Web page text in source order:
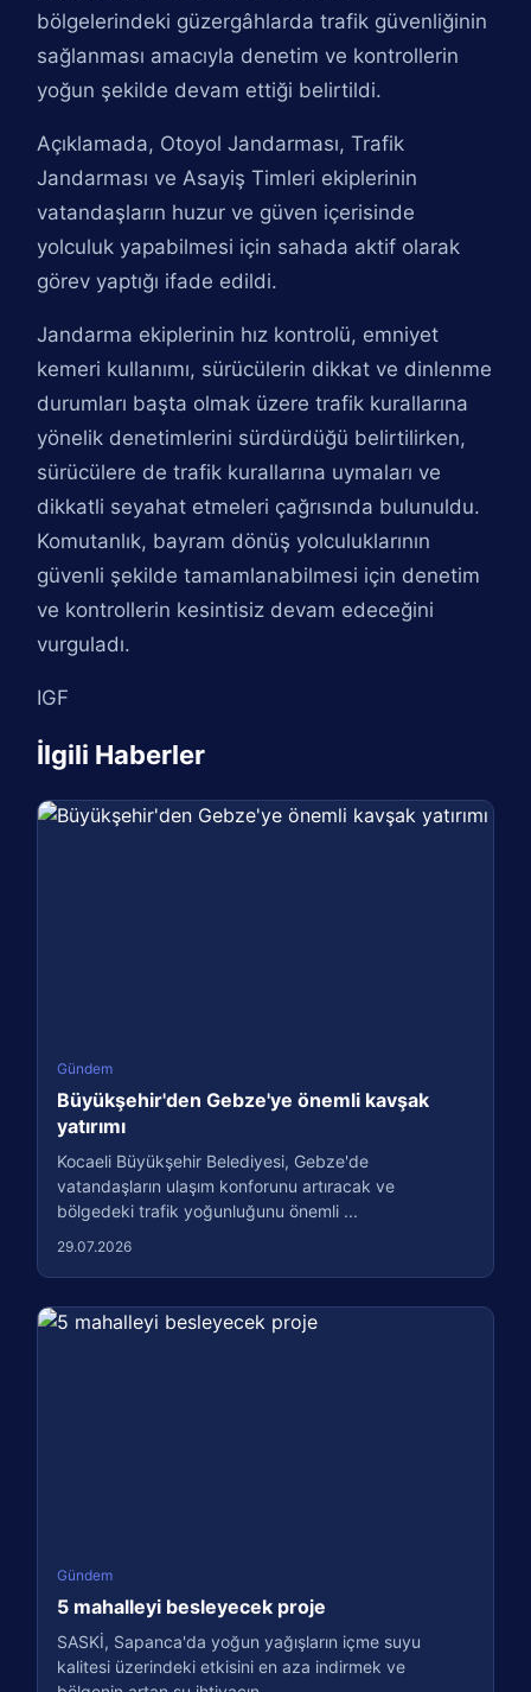
bölgelerindeki güzergâhlarda trafik güvenliğinin
sağlanması amacıyla denetim ve kontrollerin
yoğun şekilde devam ettiği belirtildi.
Açıklamada, Otoyol Jandarması, Trafik
Jandarması ve Asayiş Timleri ekiplerinin
vatandaşların huzur ve güven içerisinde
yolculuk yapabilmesi için sahada aktif olarak
görev yaptığı ifade edildi.
Jandarma ekiplerinin hız kontrolü, emniyet
kemeri kullanımı, sürücülerin dikkat ve dinlenme
durumları başta olmak üzere trafik kurallarına
yönelik denetimlerini sürdürdüğü belirtilirken,
sürücülere de trafik kurallarına uymaları ve
dikkatli seyahat etmeleri çağrısında bulunuldu.
Komutanlık, bayram dönüş yolculuklarının
güvenli şekilde tamamlanabilmesi için denetim
ve kontrollerin kesintisiz devam edeceğini
vurguladı.
IGF
İlgili Haberler
Gündem
Büyükşehir'den Gebze'ye önemli kavşak
yatırımı
Kocaeli Büyükşehir Belediyesi, Gebze'de
vatandaşların ulaşım konforunu artıracak ve
bölgedeki trafik yoğunluğunu önemli ...
29.07.2026
Gündem
5 mahalleyi besleyecek proje
SASKİ, Sapanca'da yoğun yağışların içme suyu
kalitesi üzerindeki etkisini en aza indirmek ve